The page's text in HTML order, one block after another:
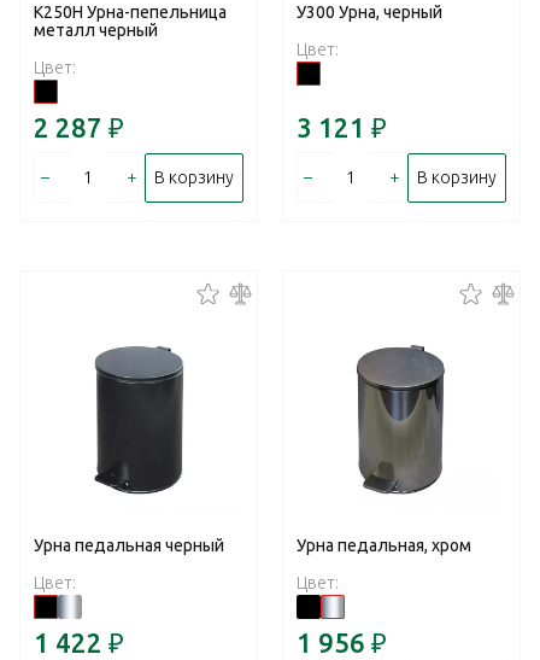
К250Н Урна-пепельница
металл черный
Цвет:
2 287 ₽
– + В корзину
У300 Урна, черный
Цвет:
3 121 ₽
– + В корзину
Урна педальная черный
Цвет:
1 422 ₽
Урна педальная, хром
Цвет:
1 956 ₽